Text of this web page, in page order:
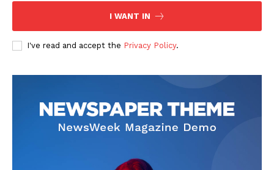
I WANT IN
I've read and accept the Privacy Policy.